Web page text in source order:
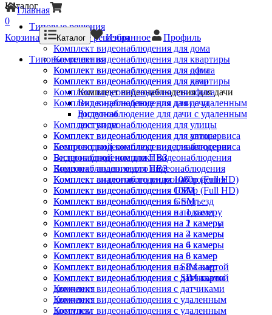
Каталог
Типовые решения
Типовые решения
Комплект видеонаблюдения для дома
Комплект видеонаблюдения для квартиры
Комплект видеонаблюдения для офиса
Комплект видеонаблюдения для дачи
Комплект видеонаблюдения для дачи
Видеонаблюдение для дачи с удаленным
доступом
Комплект видеонаблюдения для улицы
Комплект видеонаблюдения для автосервиса
Беспроводной комплект видеонаблюдения
Видеонаблюдение для ПВЗ
Комплект аналогового видеонаблюдения
Комплект видеонаблюдения 1080p (Full HD)
Комплект видеонаблюдения GSM
Комплект видеонаблюдения в подъезд
Комплект видеонаблюдения на 1 камеру
Комплект видеонаблюдения на 2 камеры
Комплект видеонаблюдения на 4 камеры
Комплект видеонаблюдения на 6 камер
Комплект видеонаблюдения на 8 камер
Комплект видеонаблюдения с SIM-картой
Комплект видеонаблюдения с датчиками
движения
Комплект видеонаблюдения с удаленным
доступом
Главная
0
Корзина
Каталог Избранное Профиль
Типовые решения
Комплект видеонаблюдения для дома
Комплект видеонаблюдения для квартиры
Комплект видеонаблюдения для офиса
Комплект видеонаблюдения для дачи
Видеонаблюдение для дачи с удаленным
доступом
Комплект видеонаблюдения для улицы
Комплект видеонаблюдения для автосервиса
Беспроводной комплект видеонаблюдения
Видеонаблюдение для ПВЗ
Комплект аналогового видеонаблюдения
Комплект видеонаблюдения 1080p (Full HD)
Комплект видеонаблюдения GSM
Комплект видеонаблюдения в подъезд
Комплект видеонаблюдения на 1 камеру
Комплект видеонаблюдения на 2 камеры
Комплект видеонаблюдения на 4 камеры
Комплект видеонаблюдения на 6 камер
Комплект видеонаблюдения на 8 камер
Комплект видеонаблюдения с SIM-картой
Комплект видеонаблюдения с датчиками
движения
Комплект видеонаблюдения с удаленным